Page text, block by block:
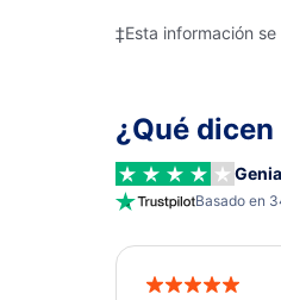
‡Esta información
¿Qué
Basado en